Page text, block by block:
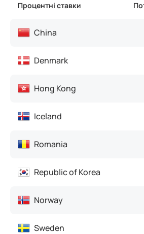
Процентні ставки
China
Denmark
Hong Kong
Iceland
Romania
Republic of Korea
Norway
Sweden